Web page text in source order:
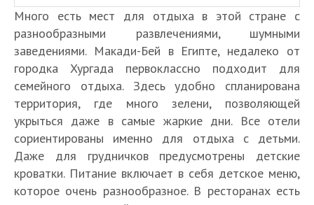
Много есть мест для отдыха в этой стране с
разнообразными развлечениями, шумными
заведениями. Макади-Бей в Египте, недалеко от
городка Хургада первоклассно подходит для
семейного отдыха. Здесь удобно спланирована
территория, где много зелени, позволяющей
укрыться даже в самые жаркие дни. Все отели
сориентированы именно для отдыха с детьми.
Даже для грудничков предусмотрены детские
кроватки. Питание включает в себя детское меню,
которое очень разнообразное. В ресторанах есть